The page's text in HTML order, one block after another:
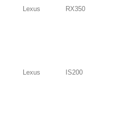
Lexus RX350
Lexus IS200